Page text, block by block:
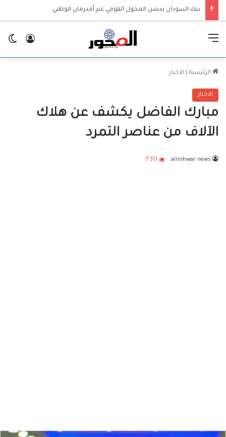
بنك السودان يدشن المحول القومي عبر أمدرمان الوطني
الرئيسية الاخبار
الاخبار
مبارك الفاضل يكشف عن هلاك
الآلاف من عناصر التمرد
almihwar news 1٬317